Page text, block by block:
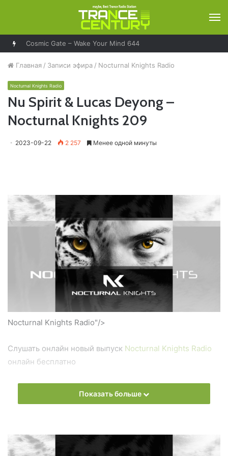
Cosmic Gate – Wake Your Mind 644
Главная / Записи эфира / Nocturnal Knights Radio
Nocturnal Knights Radio
Nu Spirit & Lucas Deyong –
Nocturnal Knights 209
2023-09-22 2 257 Менее одной минуты
Nocturnal Knights Radio"/>
Слушать онлайн новый выпуск Nocturnal Knights Radio
онлайн бесплатно
На сайте
слушать онлайн песни и радиошоу
Also you can find all episodes of radioshow
Nocturnal
Показать больше